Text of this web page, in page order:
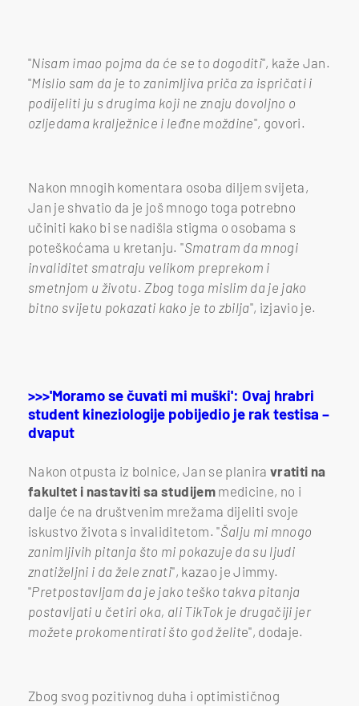
"Nisam imao pojma da će se to dogoditi", kaže Jan.
"Mislio sam da je to zanimljiva priča za ispričati i
podijeliti ju s drugima koji ne znaju dovoljno o
ozljedama kralježnice i leđne moždine", govori.
Nakon mnogih komentara osoba diljem svijeta,
Jan je shvatio da je još mnogo toga potrebno
učiniti kako bi se nadišla stigma o osobama s
poteškoćama u kretanju. "Smatram da mnogi
invaliditet smatraju velikom preprekom i
smetnjom u životu. Zbog toga mislim da je jako
bitno svijetu pokazati kako je to zbilja", izjavio je.
>>>'Moramo se čuvati mi muški': Ovaj hrabri
student kineziologije pobijedio je rak testisa –
dvaput
Nakon otpusta iz bolnice, Jan se planira vratiti na
fakultet i nastaviti sa studijemmedicine, no i
dalje će na društvenim mrežama dijeliti svoje
iskustvo života s invaliditetom. "Šalju mi mnogo
zanimljivih pitanja što mi pokazuje da su ljudi
znatiželjni i da žele znati", kazao je Jimmy.
"Pretpostavljam da je jako teško takva pitanja
postavljati u četiri oka, ali TikTok je drugačiji jer
možete prokomentirati što god želite", dodaje.
Zbog svog pozitivnog duha i optimističnog